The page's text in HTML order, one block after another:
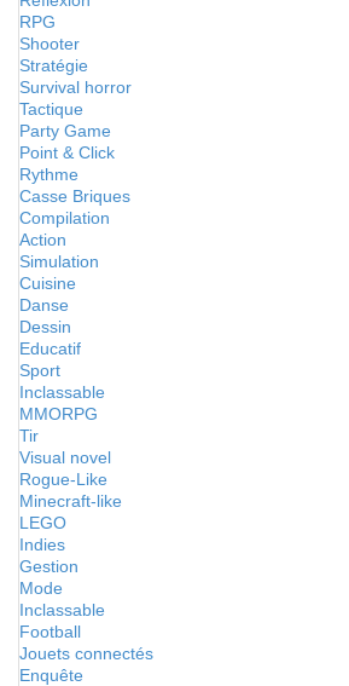
RPG
Shooter
Stratégie
Survival horror
Tactique
Party Game
Point & Click
Rythme
Casse Briques
Compilation
Action
Simulation
Cuisine
Danse
Dessin
Educatif
Sport
Inclassable
MMORPG
Tir
Visual novel
Rogue-Like
Minecraft-like
LEGO
Indies
Gestion
Mode
Inclassable
Football
Jouets connectés
Enquête